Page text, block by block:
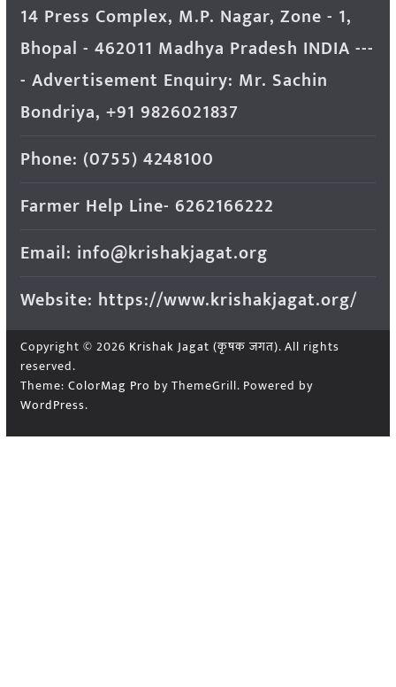
14 Press Complex, M.P. Nagar, Zone - 1,
Bhopal - 462011 Madhya Pradesh INDIA ---
- Advertisement Enquiry: Mr. Sachin
Bondriya, +91 9826021837
Phone: (0755) 4248100
Farmer Help Line- 6262166222
Email: info@krishakjagat.org
Website: https://www.krishakjagat.org/
Copyright © 2026 Krishak Jagat (कृषक जगत). All rights
reserved.
Theme: ColorMag Pro by ThemeGrill. Powered by
WordPress.